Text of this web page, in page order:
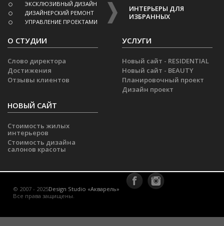
ЭКСКЛЮЗИВНЫЙ ДИЗАЙН
ДИЗАЙНЕРСКИЙ РЕМОНТ
УПРАВЛЕНИЕ ПРОЕКТАМИ
ИНТЕРЬЕРЫ ДЛЯ
ИЗБРАННЫХ
О СТУДИИ
Слово директора
Достижения
Отзывы клиентов
УСЛУГИ
Новый сайт - RESIDENTIAL
Новый сайт - BEAUTY
Планировочный проект
Дизайн проект
НОВЫЙ САЙТ
Стоимость жилых
интерьеров
Стоимость дизайна
салонов красоты
© 2007 - 2025Design Studio «Акварель»
Все права защищены.